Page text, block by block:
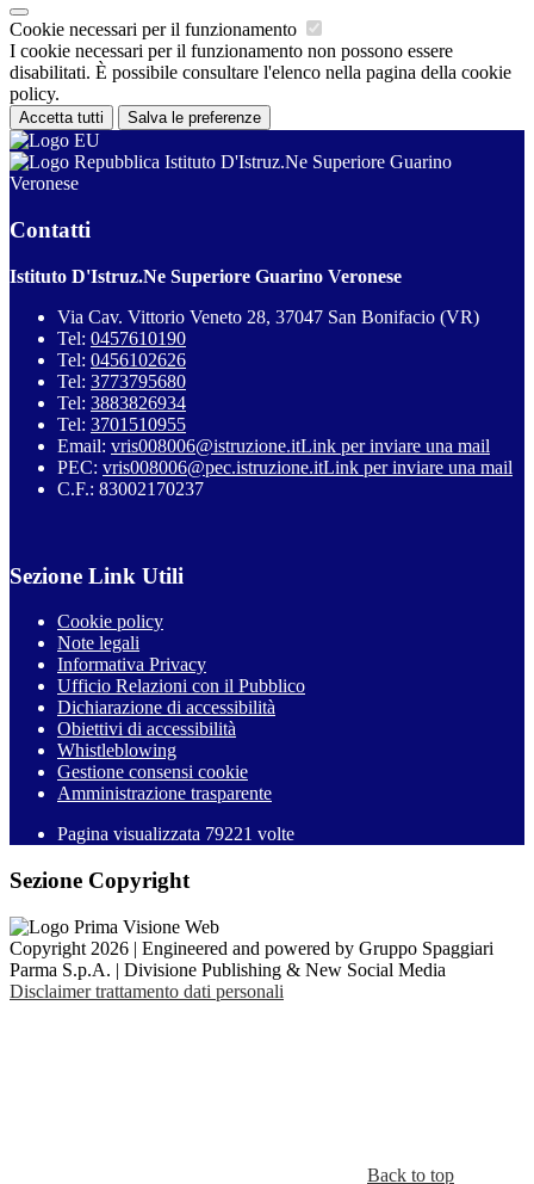
Cookie necessari per il funzionamento
I cookie necessari per il funzionamento non possono essere
disabilitati. È possibile consultare l'elenco nella pagina della cookie
policy.
Accetta tutti Salva le preferenze
Istituto D'Istruz.Ne Superiore Guarino
Veronese
Contatti
Istituto D'Istruz.Ne Superiore Guarino Veronese
Via Cav. Vittorio Veneto 28, 37047 San Bonifacio (VR)
Tel: 0457610190
Tel: 0456102626
Tel: 3773795680
Tel: 3883826934
Tel: 3701510955
Email: vris008006@istruzione.itLink per inviare una mail
PEC: vris008006@pec.istruzione.itLink per inviare una mail
C.F.: 83002170237
Sezione Link Utili
Cookie policy
Note legali
Informativa Privacy
Ufficio Relazioni con il Pubblico
Dichiarazione di accessibilità
Obiettivi di accessibilità
Whistleblowing
Gestione consensi cookie
Amministrazione trasparente
Pagina visualizzata 79221 volte
Sezione Copyright
Copyright 2026 | Engineered and powered by Gruppo Spaggiari
Parma S.p.A. | Divisione Publishing & New Social Media
Disclaimer trattamento dati personali
Back to top